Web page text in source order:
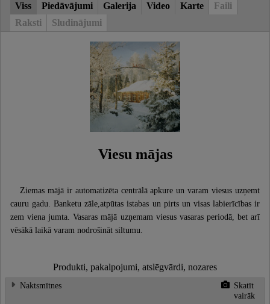
Viss Piedāvājumi Galerija Video Karte
Faili
Raksti
Sludinājumi
Viesu mājas
Ziemas mājā ir automatizēta centrālā apkure un varam viesus uzņemt
cauru gadu. Banketu zāle,atpūtas istabas un pirts un visas labierīcības ir
zem viena jumta. Vasaras mājā uzņemam viesus vasaras periodā, bet arī
vēsākā laikā varam nodrošināt siltumu.
Produkti, pakalpojumi, atslēgvārdi, nozares
Naktsmītnes
Skatīt
vairāk